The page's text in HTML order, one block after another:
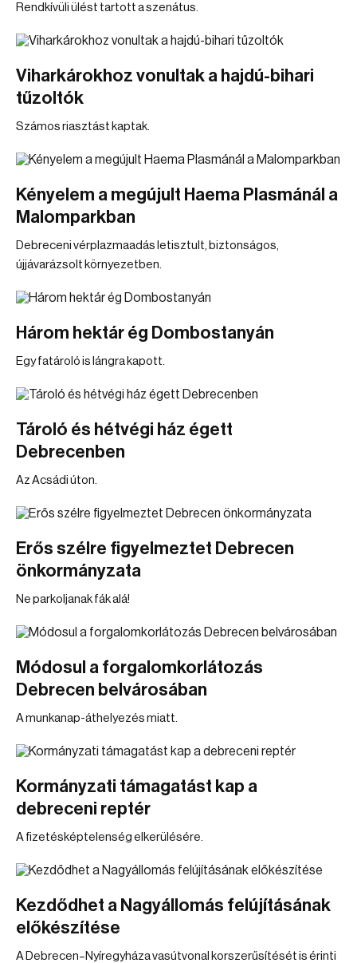
Rendkívüli ülést tartott a szenátus.
Viharkárokhoz vonultak a hajdú-bihari
tűzoltók
Számos riasztást kaptak.
Kényelem a megújult Haema Plasmánál a
Malomparkban
Debreceni vérplazmaadás letisztult, biztonságos,
újjávarázsolt környezetben.
Három hektár ég Dombostanyán
Egy fatároló is lángra kapott.
Tároló és hétvégi ház égett
Debrecenben
Az Acsádi úton.
Erős szélre figyelmeztet Debrecen
önkormányzata
Ne parkoljanak fák alá!
Módosul a forgalomkorlátozás
Debrecen belvárosában
A munkanap-áthelyezés miatt.
Kormányzati támagatást kap a
debreceni reptér
A fizetésképtelenség elkerülésére.
Kezdődhet a Nagyállomás felújításának
előkészítése
A Debrecen–Nyíregyháza vasútvonal korszerűsítését is érinti